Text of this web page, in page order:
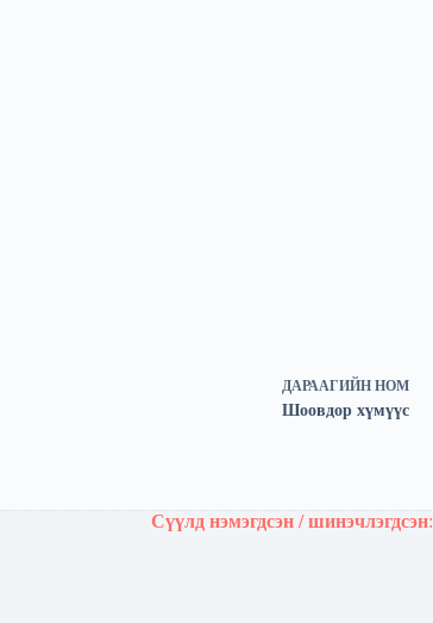
ДАРААГИЙН НОМ
Шоовдор хүмүүс
Сүүлд нэмэгдсэн / шинэчлэгдсэн: